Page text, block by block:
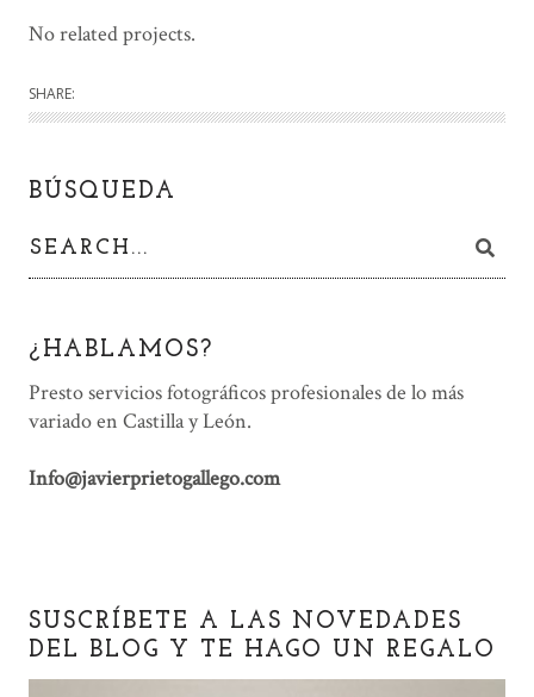
No related projects.
SHARE:
BÚSQUEDA
¿HABLAMOS?
Presto servicios fotográficos profesionales de lo más
variado en Castilla y León.
Info@javierprietogallego.com
SUSCRÍBETE A LAS NOVEDADES
DEL BLOG Y TE HAGO UN REGALO